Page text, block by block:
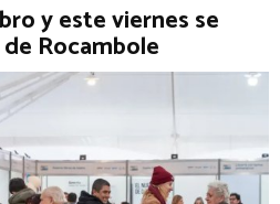
y este viernes se
Rocambole